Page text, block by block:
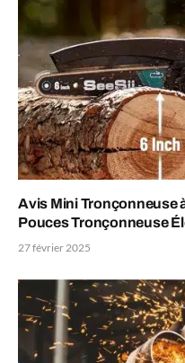
Avis Mini Tronçonneuse
Pouces Tronçonneuse
27 février 2025